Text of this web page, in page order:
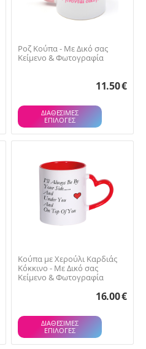
Ροζ Κούπα - Με Δικό σας
Κείμενο & Φωτογραφία
11.50€
ΔΙΑΘΕΣΙΜΕΣ
ΕΠΙΛΟΓΈΣ
Κούπα με Χερούλι Καρδιάς
Κόκκινο - Με Δικό σας
Κείμενο & Φωτογραφία
16.00€
ΔΙΑΘΕΣΙΜΕΣ
ΕΠΙΛΟΓΈΣ